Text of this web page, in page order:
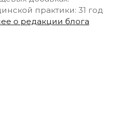
практики: 31 год
о редакции блога